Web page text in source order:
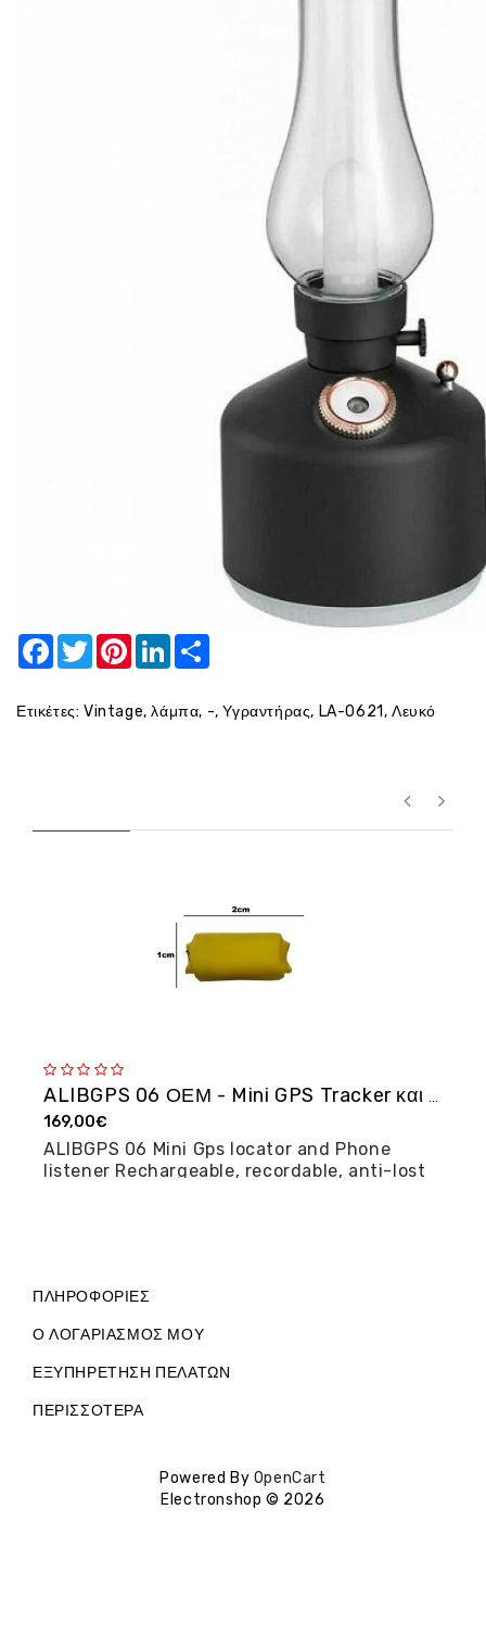
Facebook
TwitterPinterestLinkedIn
Ετικέτες: Vintage,λάμπα, -,Υγραντήρας, LA-0621,Λευκό
169,00€
ALIBGPS 06 Mini Gps locator and Phone
listener Rechargeable, recordable, anti-lost
ΠΛΗΡΟΦΟΡΊΕΣ
Ο ΛΟΓΑΡΙΑΣΜΌΣ ΜΟΥ
ΕΞΥΠΗΡΈΤΗΣΗ ΠΕΛΑΤΏΝ
ΠΕΡΙΣΣΌΤΕΡΑ
Powered By OpenCart
Electronshop © 2026